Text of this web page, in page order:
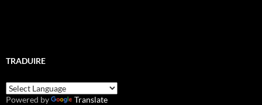
TRADUIRE
Powered by Translate